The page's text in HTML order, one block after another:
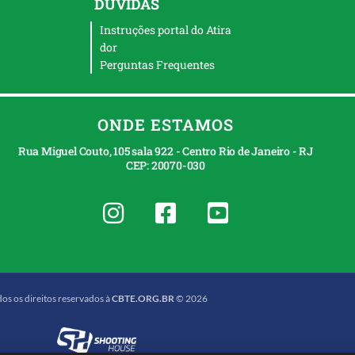
DÚVIDAS
Instruções portal do Atira
dor
Perguntas Frequentes
ONDE ESTAMOS
Rua Miguel Couto, 105 sala 922 - Centro Rio de Janeiro - RJ
CEP: 20070-030
os direitos reservados àCBTE.ORG.BR© 2026